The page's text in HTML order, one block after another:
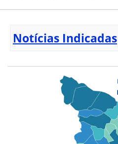
Notícias Indicadas